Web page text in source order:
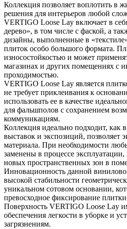
Коллекция позволяет воплотить в
решения для интерьеров любой
VERTIGO Loose Lay включает в
дерево», в том числе с фаской, а
дизайны, выполненные в
плиток особо большого формата.
износостойкостью и может
магазинах и других помещениях с
проходимостью.
VERTIGO Loose Lay является
не требует приклеивания к
использовать ее в качестве
для фальшполов с сохранением
коммуникациям.
Коллекция идеально подходит, как
выставок и экспозиций, позволяет
материала. При необходимости
заменены в процессе
новых пространственных зон в
Инновационность данной
высокой стабильности
уникальном сотовом основании,
превосходное фиксирование
Поверхность VERTIGO Loose Lay
обеспечения легкости в уборке и
загрязнениям.